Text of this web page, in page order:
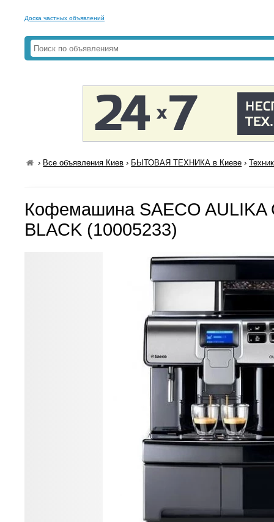
Доска частных объявлений
› Все объявления Киев › БЫТОВАЯ ТЕХНИКА в Киеве ›
Кофемашина SAECO AULIKA
BLACK (10005233)